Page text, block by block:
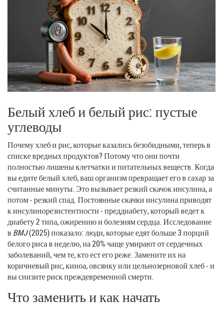
Белый хлеб и белый рис: пустые
углеводы
Почему хлеб и рис, которые казались безобидными, теперь в
списке вредных продуктов? Потому что они почти
полностью лишены клетчатки и питательных веществ. Когда
вы едите белый хлеб, ваш организм превращает его в сахар за
считанные минуты. Это вызывает резкий скачок инсулина, а
потом - резкий спад. Постоянные скачки инсулина приводят
к инсулинорезистентности - преддиабету, который ведет к
диабету 2 типа, ожирению и болезням сердца. Исследование
в BMJ(2025) показало: люди, которые едят больше 3 порций
белого риса в неделю, на 20% чаще умирают от сердечных
заболеваний, чем те, кто ест его реже. Замените их на
коричневый рис, киноа, овсянку или цельнозерновой хлеб - и
вы снизите риск преждевременной смерти.
Что заменить и как начать